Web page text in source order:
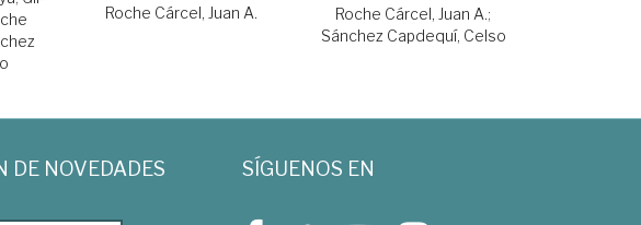
Roche Cárcel, Juan A. Roche Cárcel, Juan A.;
Sánchez Capdequí, Celso
DE NOVEDADES SÍGUENOS EN